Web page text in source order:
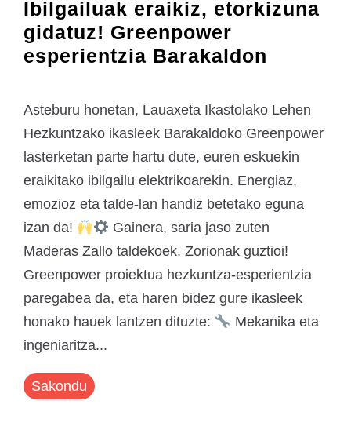
Ibilgailuak eraikiz, etorkizuna
gidatuz! Greenpower
esperientzia Barakaldon
Asteburu honetan, Lauaxeta Ikastolako Lehen
Hezkuntzako ikasleek Barakaldoko Greenpower
lasterketan parte hartu dute, euren eskuekin
eraikitako ibilgailu elektrikoarekin. Energiaz,
emozioz eta talde-lan handiz betetako eguna
izan da!
Gainera, saria jaso zuten
Maderas Zallo taldekoek. Zorionak guztioi!
Greenpower proiektua hezkuntza-esperientzia
paregabea da, eta haren bidez gure ikasleek
honako hauek lantzen dituzte:
Mekanika eta
ingeniaritza...
Sakondu